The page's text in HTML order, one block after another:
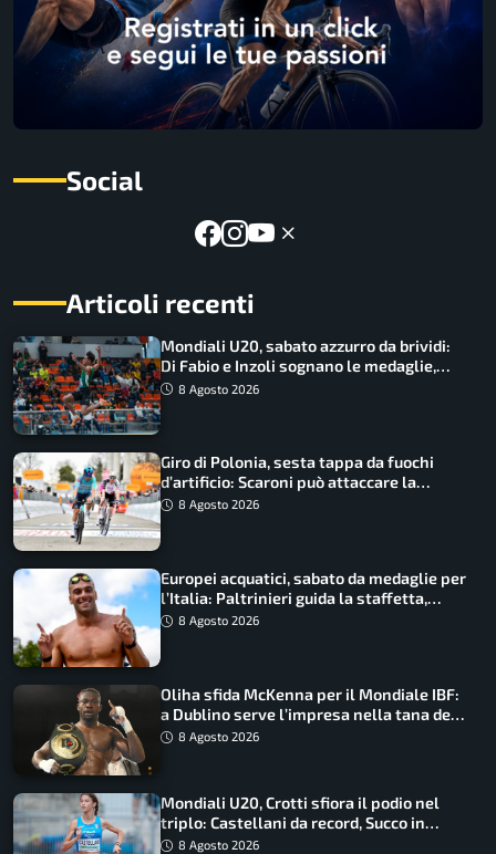
Social
Articoli recenti
Mondiali U20, sabato azzurro da brividi:
Di Fabio e Inzoli sognano le medaglie,
Castellani e Succo in finale
8 Agosto 2026
Giro di Polonia, sesta tappa da fuochi
d’artificio: Scaroni può attaccare la
maglia di Lemmen
8 Agosto 2026
Europei acquatici, sabato da medaglie per
l’Italia: Paltrinieri guida la staffetta,
Barnabà sogna l’oro dalle grandi altezze
8 Agosto 2026
Oliha sfida McKenna per il Mondiale IBF:
a Dublino serve l’impresa nella tana del
lupo8 Agosto 2026
Mondiali U20, Crotti sfiora il podio nel
triplo: Castellani da record, Succo in
finale
8 Agosto 2026